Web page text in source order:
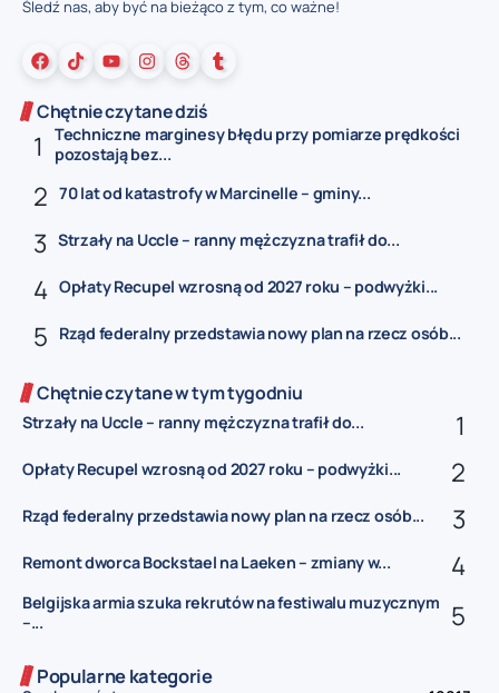
Śledź nas, aby być na bieżąco z tym, co ważne!
Chętnie czytane dziś
Techniczne marginesy błędu przy pomiarze prędkości
pozostają bez...
70 lat od katastrofy w Marcinelle – gminy...
Strzały na Uccle – ranny mężczyzna trafił do...
Opłaty Recupel wzrosną od 2027 roku – podwyżki...
Rząd federalny przedstawia nowy plan na rzecz osób...
Chętnie czytane w tym tygodniu
Strzały na Uccle – ranny mężczyzna trafił do...
Opłaty Recupel wzrosną od 2027 roku – podwyżki...
Rząd federalny przedstawia nowy plan na rzecz osób...
Remont dworca Bockstael na Laeken – zmiany w...
Belgijska armia szuka rekrutów na festiwalu muzycznym
–...
Popularne kategorie